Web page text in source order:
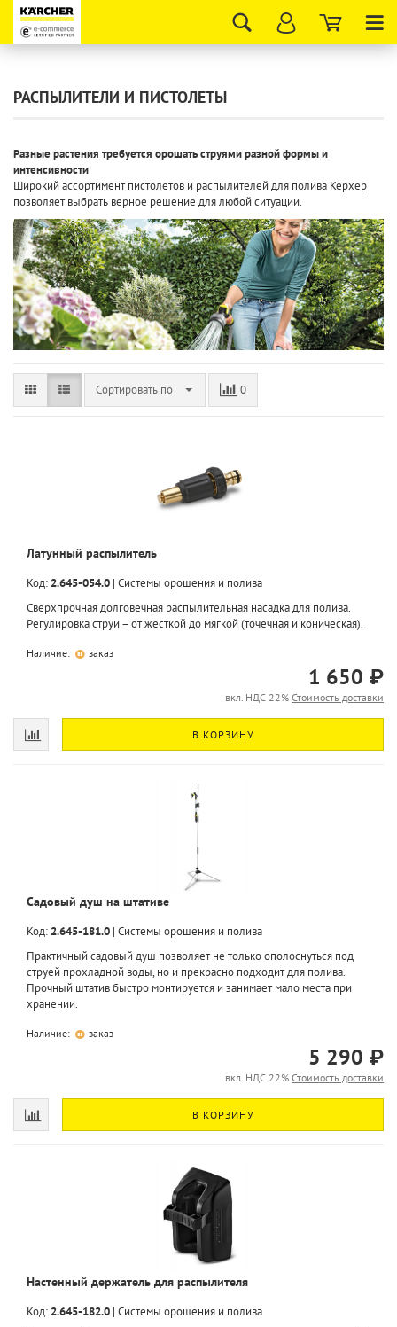
РАСПЫЛИТЕЛИ И ПИСТОЛЕТЫ
Разные растения требуется орошать струями разной формы и
интенсивности
Широкий ассортимент пистолетов и распылителей для полива Керхер
позволяет выбрать верное решение для любой ситуации.
Сортировать по 0
Латунный распылитель
Код: 2.645-054.0 | Системы орошения и полива
Сверхпрочная долговечная распылительная насадка для полива.
Регулировка струи – от жесткой до мягкой (точечная и коническая).
Наличие: заказ
1 650 ₽
вкл. НДС 22% Стоимость доставки
В КОРЗИНУ
Садовый душ на штативе
Код: 2.645-181.0 | Системы орошения и полива
Практичный садовый душ позволяет не только ополоснуться под
струей прохладной воды, но и прекрасно подходит для полива.
Прочный штатив быстро монтируется и занимает мало места при
хранении.
Наличие: заказ
5 290 ₽
вкл. НДС 22% Стоимость доставки
В КОРЗИНУ
Настенный держатель для распылителя
Код: 2.645-182.0 | Системы орошения и полива